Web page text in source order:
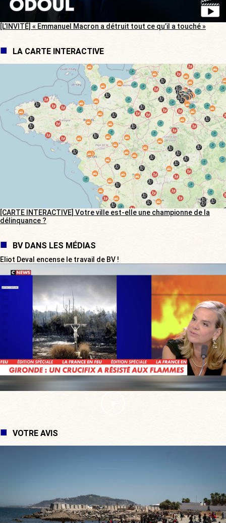
[L’INVITÉ] « Emmanuel Macron a détruit tout ce qu’il a touché »
LA CARTE INTERACTIVE
[CARTE INTERACTIVE] Votre ville est-elle une championne de la
délinquance ?
BV DANS LES MÉDIAS
Eliot Deval encense le travail de BV !
VOTRE AVIS